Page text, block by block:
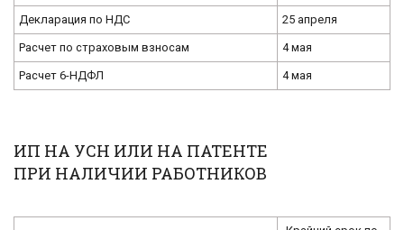
Де­кла­ра­ция по НДС 25 ап­ре­ля
Рас­чет по стра­хо­вым взно­сам 4 мая
Рас­чет 6-НД­ФЛ 4 мая
ИП НА УСН ИЛИ НА ПАТЕНТЕ
ПРИ НАЛИЧИИ РАБОТНИКОВ